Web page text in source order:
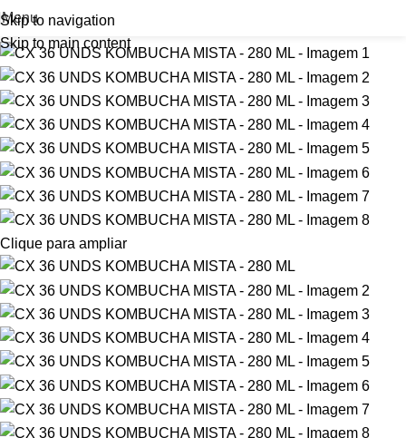
Skip to navigation
Skip to main content
Menu
-24%
Clique para ampliar